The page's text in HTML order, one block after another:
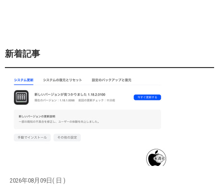
新着記事
2026年08月09日( 日 )